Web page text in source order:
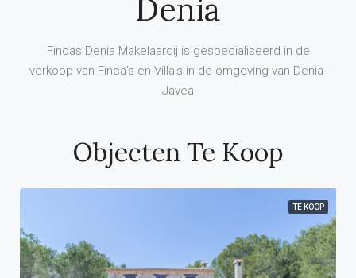
Denia
Fincas Denia Makelaardij is gespecialiseerd in de
verkoop van Finca's en Villa's in de omgeving van Denia-
Javea
Objecten Te Koop
TE KOOP